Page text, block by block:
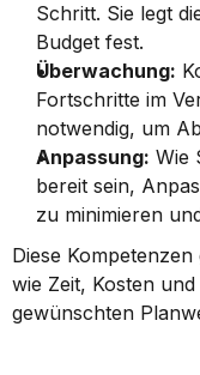
Schritt. Sie legt
Budget fest.
Überwachung:
Fortschritte im
notwendig, um
Anpassung: Wie
bereit sein,
zu minimieren
Diese
wie Zeit, Kosten
gewünschten